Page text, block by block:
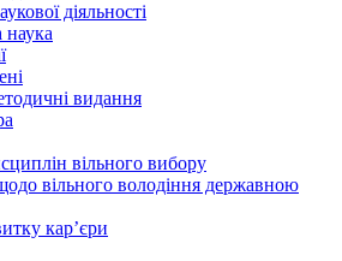
діяльності
видання
вільного вибору
вільного володіння державною
кар’єри